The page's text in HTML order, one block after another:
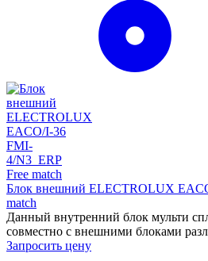
Блок внешний ELECTROLUX
match
Данный внутренний блок мульти
совместно с внешними блоками
Запросить цену